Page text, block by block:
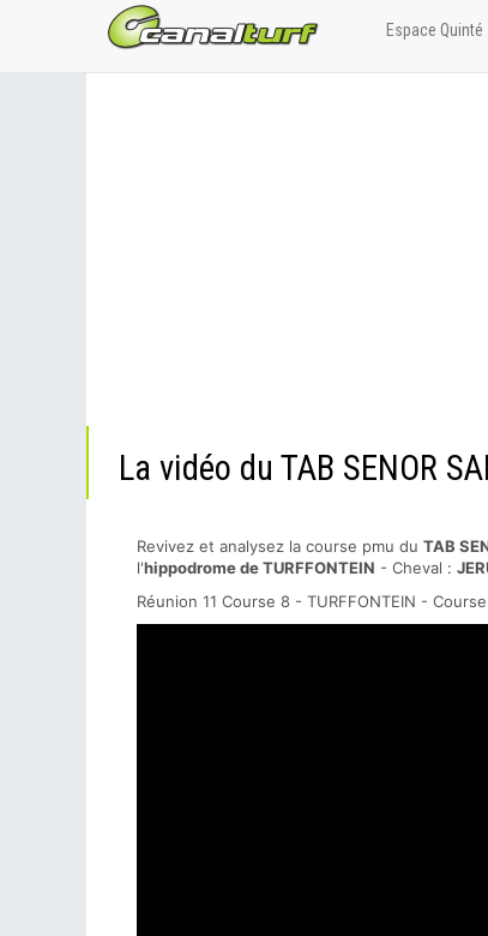
La vidéo du TAB SENOR
Revivez et analysez la course pmu du TAB
l'hippodrome de TURFFONTEIN - Cheval :
Réunion 11 Course 8 - TURFFONTEIN -
Espace Quinté